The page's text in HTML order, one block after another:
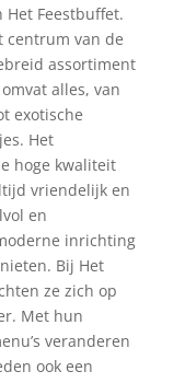
Feestbuffet.
centrum van de
assortiment
alles, van
exotische
Het
hoge kwaliteit
vriendelijk en
en
inrichting
Bij Het
ze zich op
Met hun
veranderen
ook een